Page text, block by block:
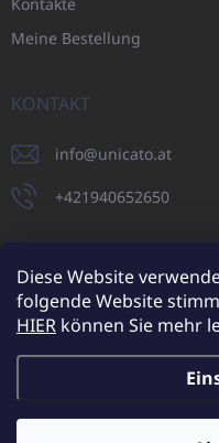
Diese Website
folgende Website
HIER können Sie mehr
Kontakte
Meine Bestellung
KONTAKT
info@unicato.at
+421940652650
UNICATO.sk
Copyright 2026